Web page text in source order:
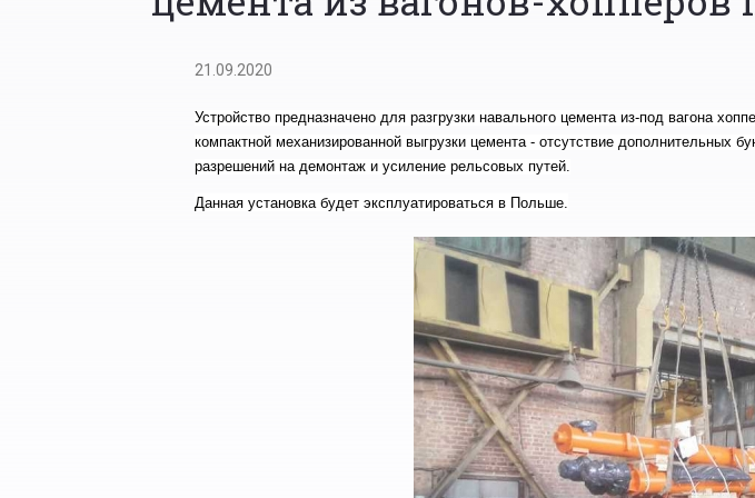
21.09.2020
Устройство предназначено для разгрузки навального цемента из-под вагона
компактной механизированной выгрузки цемента - отсутствие дополнительных
разрешений на демонтаж и усиление рельсовых путей.
Данная установка будет эксплуатироваться в Польше.